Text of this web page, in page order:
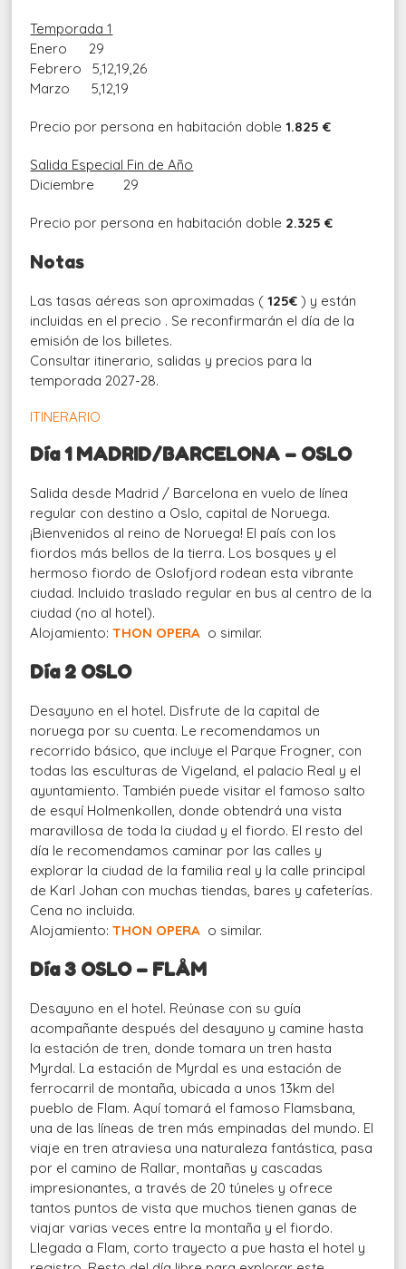
Temporada 1
Enero 29
Febrero 5,12,19,26
Marzo 5,12,19
Precio por persona en habitación doble1.825 €
Salida Especial Fin de Año
Diciembre 29
Precio por persona en habitación doble 2.325 €
Notas
Las tasas aéreas son aproximadas (125€ ) y están
incluidas en el precio . Se reconfirmarán el día de la
emisión de los billetes.
Consultar itinerario, salidas y precios para la
temporada 2027-28.
ITINERARIO
Día 1 MADRID/BARCELONA – OSLO
Salida desde Madrid / Barcelona en vuelo de línea
regular con destino a Oslo, capital de Noruega.
¡Bienvenidos al reino de Noruega! El país con los
fiordos más bellos de la tierra. Los bosques y el
hermoso fiordo de Oslofjord rodean esta vibrante
ciudad. Incluido traslado regular en bus al centro de la
ciudad (no al hotel).
Alojamiento:THON OPERA o similar.
Día 2 OSLO
Desayuno en el hotel. Disfrute de la capital de
noruega por su cuenta. Le recomendamos un
recorrido básico, que incluye el Parque Frogner, con
todas las esculturas de Vigeland, el palacio Real y el
ayuntamiento. También puede visitar el famoso salto
de esquí Holmenkollen, donde obtendrá una vista
maravillosa de toda la ciudad y el fiordo. El resto del
día le recomendamos caminar por las calles y
explorar la ciudad de la familia real y la calle principal
de Karl Johan con muchas tiendas, bares y cafeterías.
Cena no incluida.
Alojamiento:THON OPERA o similar.
Día 3 OSLO – FLÅM
Desayuno en el hotel. Reúnase con su guía
acompañante después del desayuno y camine hasta
la estación de tren, donde tomara un tren hasta
Myrdal. La estación de Myrdal es una estación de
ferrocarril de montaña, ubicada a unos 13km del
pueblo de Flam. Aquí tomará el famoso Flamsbana,
una de las líneas de tren más empinadas del mundo. El
viaje en tren atraviesa una naturaleza fantástica, pasa
por el camino de Rallar, montañas y cascadas
impresionantes, a través de 20 túneles y ofrece
tantos puntos de vista que muchos tienen ganas de
viajar varias veces entre la montaña y el fiordo.
Llegada a Flam, corto trayecto a pue hasta el hotel y